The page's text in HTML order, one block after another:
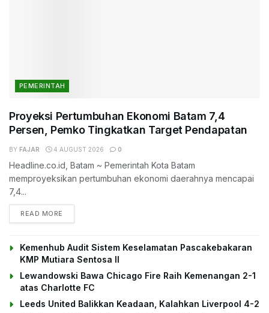
PEMERINTAH
Proyeksi Pertumbuhan Ekonomi Batam 7,4
Persen, Pemko Tingkatkan Target Pendapatan
BY FAJAR 4 AUGUST 2026 0
Headline.co.id, Batam ~ Pemerintah Kota Batam
memproyeksikan pertumbuhan ekonomi daerahnya mencapai
7,4...
READ MORE
Kemenhub Audit Sistem Keselamatan Pascakebakaran
KMP Mutiara Sentosa II
Lewandowski Bawa Chicago Fire Raih Kemenangan 2-1
atas Charlotte FC
Leeds United Balikkan Keadaan, Kalahkan Liverpool 4-2